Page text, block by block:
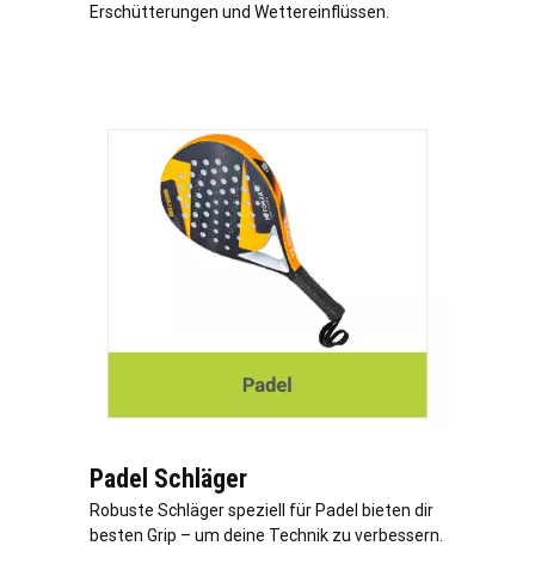
Erschütterungen und Wettereinflüssen.
Padel Schläger
Robuste Schläger speziell für Padel bieten dir
besten Grip – um deine Technik zu verbessern.